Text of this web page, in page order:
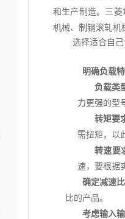
和生产制造。三
机械、制钢滚轧机
选择适合自
明确负载
负载类
力更强的型
转矩要
需扭矩，以
转速要
速，要根据
确定减速比
比的产品。
考虑输入